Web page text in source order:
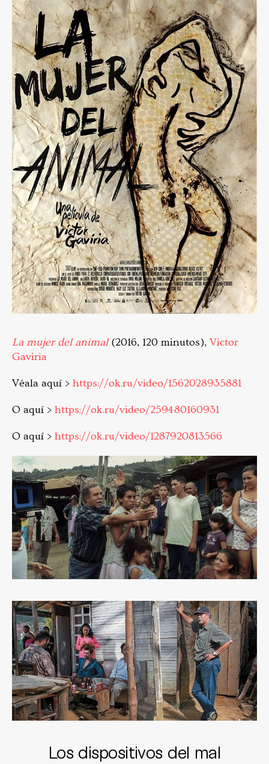
La mujer del animal(2016, 120 minutos), Victor
Gaviria
Véala aquí > https://ok.ru/video/1562028935881
O aquí > https://ok.ru/video/259480160931
O aquí > https://ok.ru/video/1287920813566
Los dispositivos del mal